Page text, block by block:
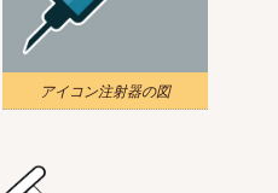
アイコン注射器の図